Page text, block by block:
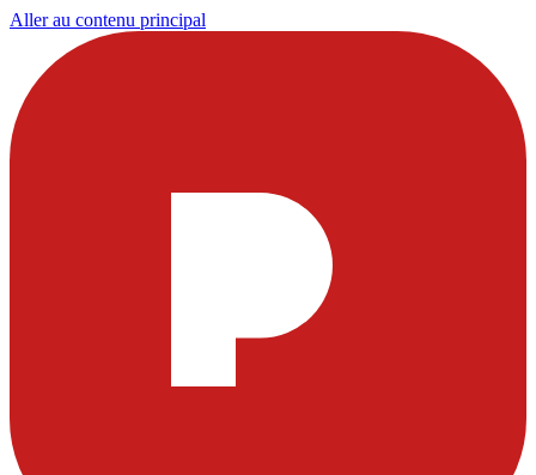
Aller au contenu principal